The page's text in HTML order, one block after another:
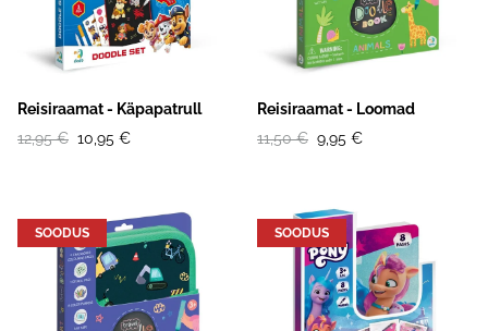
Reisiraamat - Käpapatrull
12,95 € 10,95 €
Reisiraamat - Loomad
11,50 € 9,95 €
SOODUS SOODUS